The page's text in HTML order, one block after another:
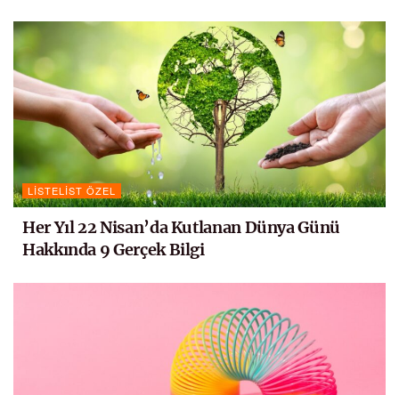
LISTELIST ÖZEL
Her Yıl 22 Nisan’da Kutlanan Dünya Günü
Hakkında 9 Gerçek Bilgi